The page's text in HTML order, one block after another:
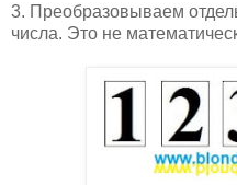
3. Преобразовываем
числа. Это не